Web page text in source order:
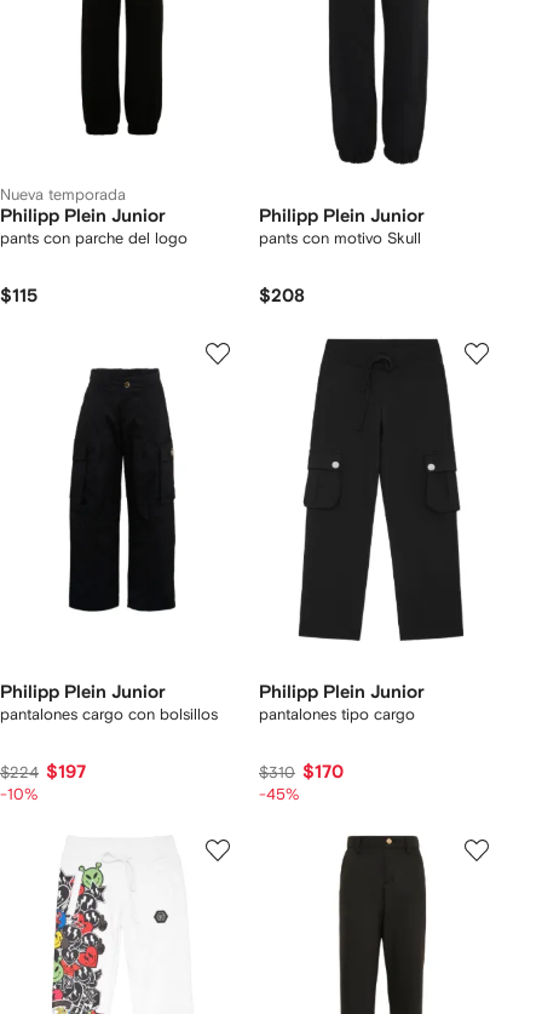
Nueva temporada
Philipp Plein Junior
pants con parche del logo
$115
Philipp Plein Junior
pants con motivo Skull
$208
Philipp Plein Junior
pantalones cargo con bolsillos
$224 $197
-10%
Philipp Plein Junior
pantalones tipo cargo
$310 $170
-45%